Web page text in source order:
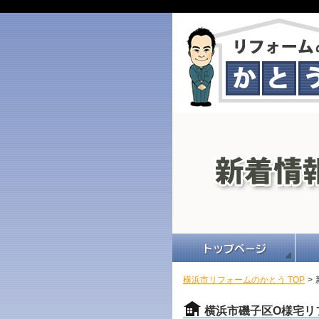
横浜市リフォームのかとう TOP >
横浜市磯子区O様宅